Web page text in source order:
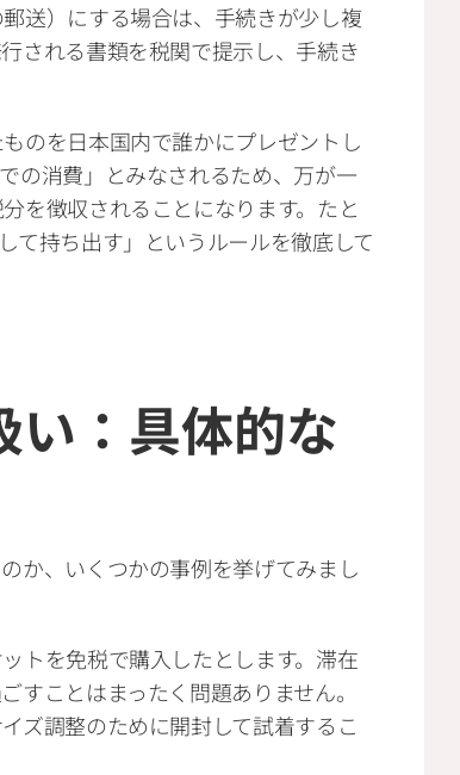
送）にする場合は、手続きが少し複
される書類を税関で提示し、手続き
のを日本国内で誰かにプレゼントし
の消費」とみなされるため、万が一
を徴収されることになります。たと
て持ち出す」というルールを徹底して
い：具体的な
か、いくつかの事例を挙げてみまし
トを免税で購入したとします。滞在
すことはまったく問題ありません。
ズ調整のために開封して試着するこ